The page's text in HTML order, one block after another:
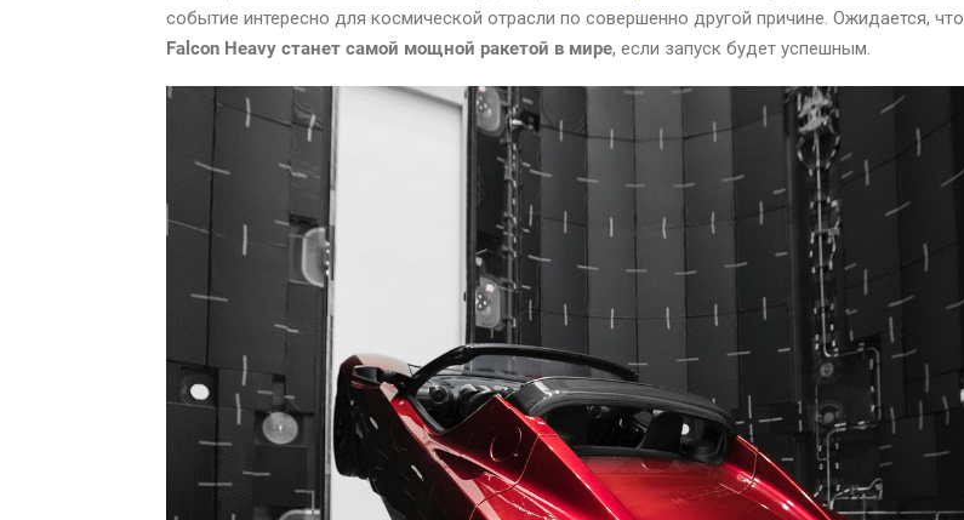
событие интересно для космической отрасли по совершенно другой причине. Ожидается, что
Falcon Heavy станет самой мощной ракетой в мире, если запуск будет успешным.